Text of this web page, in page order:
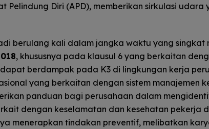
Pelindung Diri (APD), memberikan sirkulasi udara
berulang kali dalam jangka waktu yang singkat
, khususnya pada klausul 6 yang berkaitan
berdampak pada K3 di lingkungan kerja
yang berkaitan dengan sistem manajemen
panduan bagi perusahaan dalam
dengan keselamatan dan kesehatan pekerja
menerapkan tindakan preventif, melibatkan